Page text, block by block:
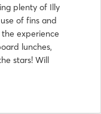
plenty of Illy
of fins and
experience
lunches,
stars! Will